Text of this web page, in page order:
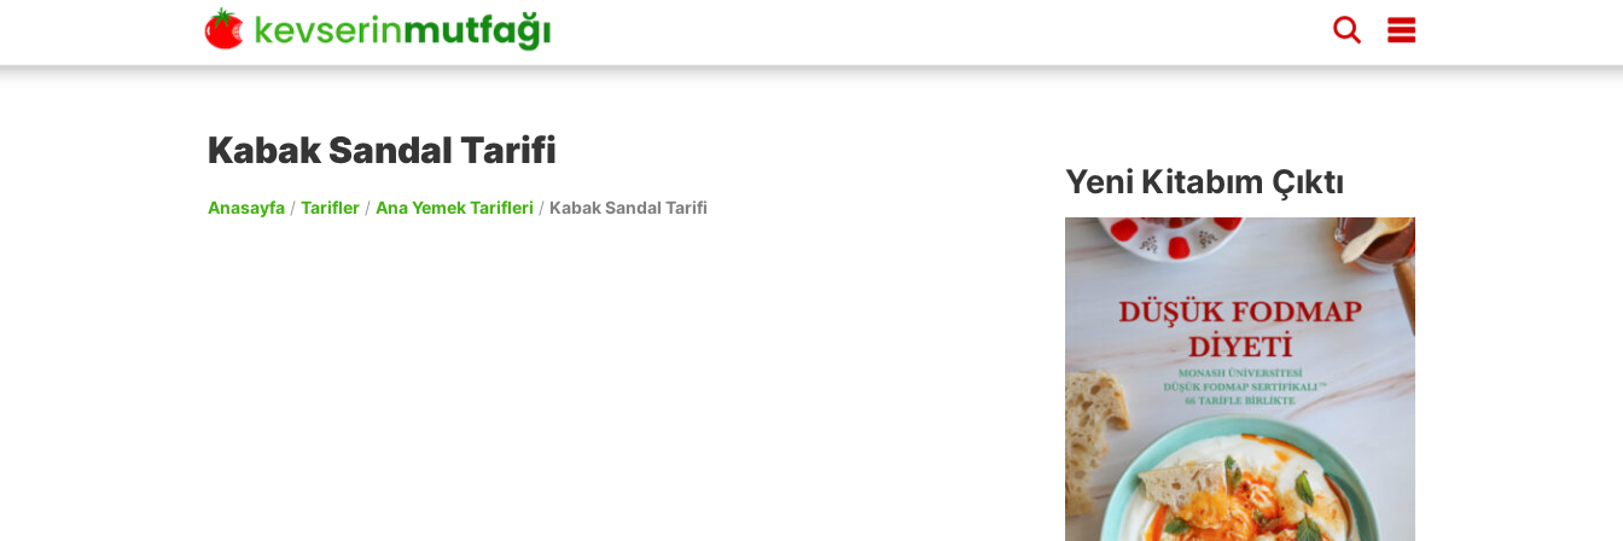
Kabak Sandal Tarifi
Anasayfa / Tarifler / Ana Yemek Tarifleri / Kabak Sandal Tarifi
Yeni Kitabım Çıktı